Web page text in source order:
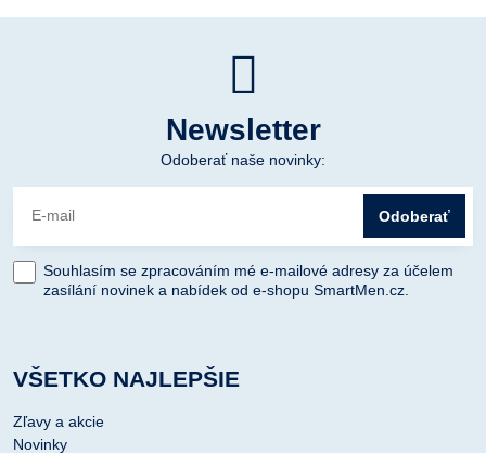
Newsletter
Odoberať naše novinky:
Odoberať
Souhlasím se zpracováním mé e-mailové adresy za účelem
zasílání novinek a nabídek od e-shopu SmartMen.cz.
VŠETKO NAJLEPŠIE
Zľavy a akcie
Novinky